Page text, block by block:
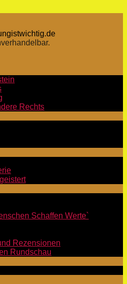
Rechts
Schaffen Werte`
Rezensionen
Rundschau